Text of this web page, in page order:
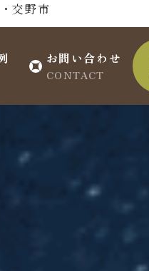
交野市
お問い合わせ
CONTACT